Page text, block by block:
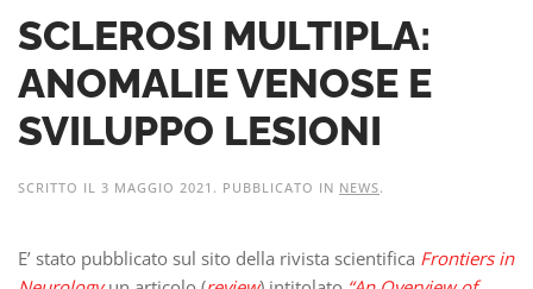
SCLEROSI MULTIPLA:
ANOMALIE VENOSE E
SVILUPPO LESIONI
SCRITTO IL 3 MAGGIO 2021 . PUBBLICATO IN NEWS.
E’ stato pubblicato sul sito della rivista scientifica Frontiers in